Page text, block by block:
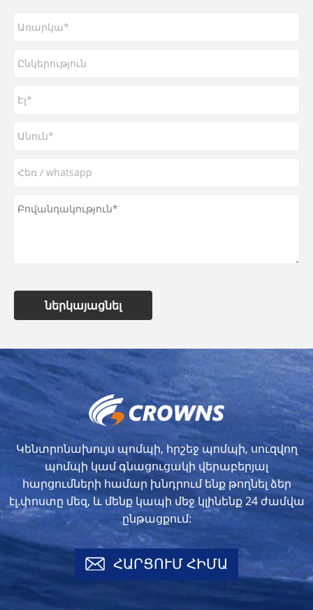
ներկայացնել
Կենտրոնախույս պոմպի, հրշեջ պոմպի, սուզվող
պոմպի կամ գնացուցակի վերաբերյալ
հարցումների համար խնդրում ենք թողնել ձեր
էլ.փոստը մեզ, և մենք կապի մեջ կլինենք 24 ժամվա
ընթացքում:
ՀԱՐՑՈՒՄ ՀԻՄԱ